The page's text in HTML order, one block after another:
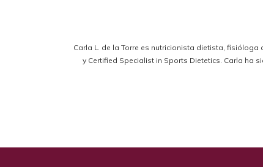
Carla L. de la Torre es nutricionista dietista, fisióloga
y Certified Specialist in Sports Dietetics. Carla ha